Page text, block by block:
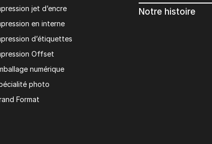
jet d’encre
en interne
d’étiquettes
Offset
numérique
photo
Format
Notre histoire